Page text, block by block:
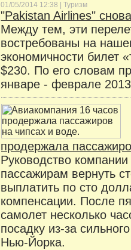
01/05/2014 12:38 |Туризм
"Pakistan Airlines"
Между тем, эти
востребованы на
экономичности билет
$230. По его словам
январе - феврале
продержала
Руководство
пассажирам вернуть
выплатить по сто
компенсации. После
самолет несколько
посадку из-за
Нью-Йорка.